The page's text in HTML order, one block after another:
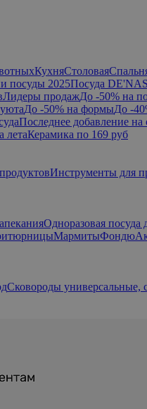
КухняСтоловая
посуды 2025Посуда
Лидеры продажДо -50% на
До -50% на формыДо -
Последнее добавление на
летаКерамика по 169 руб
Инструменты для
Одноразовая посуда
МармитыФондю
Сковороды универсальные,